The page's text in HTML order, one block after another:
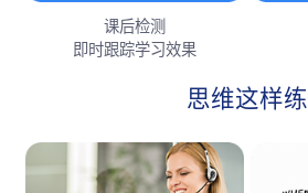
课后检测
即时跟踪学习效果
思维这样练